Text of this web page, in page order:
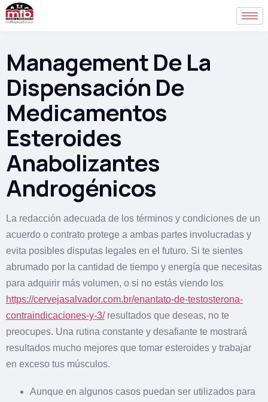
Management De La
Dispensación De
Medicamentos
Esteroides
Anabolizantes
Androgénicos
La redacción adecuada de los términos y condiciones de un
acuerdo o contrato protege a ambas partes involucradas y
evita posibles disputas legales en el futuro. Si te sientes
abrumado por la cantidad de tiempo y energía que necesitas
para adquirir más volumen, o si no estás viendo los
https://cervejasalvador.com.br/enantato-de-testosterona-
contraindicaciones-y-3/resultados que deseas, no te
preocupes. Una rutina constante y desafiante te mostrará
resultados mucho mejores que tomar esteroides y trabajar
en exceso tus músculos.
Aunque en algunos casos puedan ser utilizados para